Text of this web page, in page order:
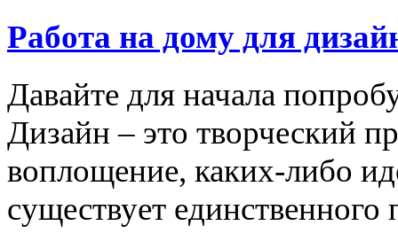
Работа на дому для
Давайте для начала
Дизайн – это творческий
воплощение, каких-либо
существует